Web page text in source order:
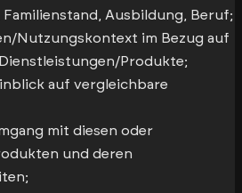
Ausbildung, Beruf;
Nutzungskontext im Bezug auf
Produkte;
auf vergleichbare
mit diesen oder
und deren